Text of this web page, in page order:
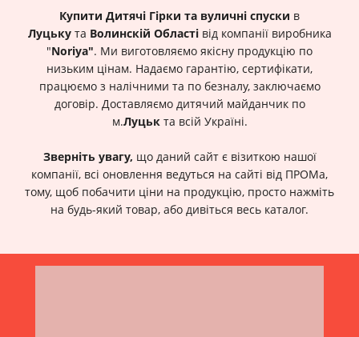
Купити Дитячі Гірки та вуличні спуски в
Луцьку та Волинскій Області від компанії виробника
"Noriya". Ми виготовляємо якісну продукцію по
низьким цінам. Надаємо гарантію, сертифікати,
працюємо з налічними та по безналу, заключаємо
договір. Доставляємо дитячий майданчик по
м.Луцьк та всій Україні.
Зверніть увагу, що даний сайт є візиткою нашої
компанії, всі оновлення ведуться на сайті від ПРОМа,
тому, щоб побачити ціни на продукцію, просто нажміть
на будь-який товар, або дивіться весь каталог.